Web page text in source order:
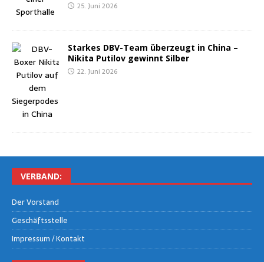
25. Juni 2026
Star­kes DBV-Team über­zeugt in Chi­na –
Niki­ta Puti­l­ov gewinnt Silber
22. Juni 2026
VER­BAND:
Der Vor­stand
Geschäfts­stel­le
Impres­sum / Kontakt